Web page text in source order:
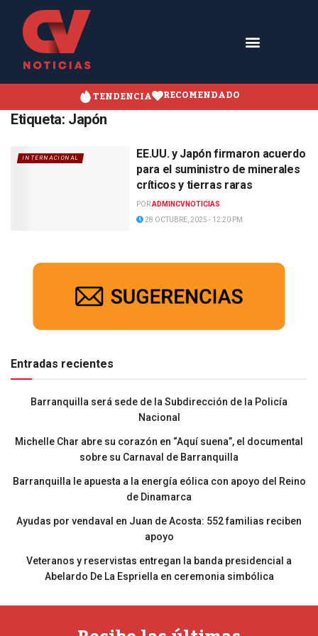
TENDENCIA RECOMENDADO
Etiqueta: Japón
INTERNACIONAL
EE.UU. y Japón firmaron acuerdo
para el suministro de minerales
críticos y tierras raras
PORADMINCVNOTICIAS
28 OCTUBRE, 2025 - 12:20 PM
Entradas recientes
Barranquilla será sede de la Subdirección de la Policía
Nacional
Michelle Char abre su corazón en “Aquí suena”, el documental
sobre su Carnaval de Barranquilla
Barranquilla le apuesta a la energía eólica con apoyo del Reino
de Dinamarca
Ayudas por vendaval en Juan de Acosta: 552 familias reciben
apoyo
Veteranos y reservistas entregan la banda presidencial a
Abelardo De La Espriella en ceremonia simbólica